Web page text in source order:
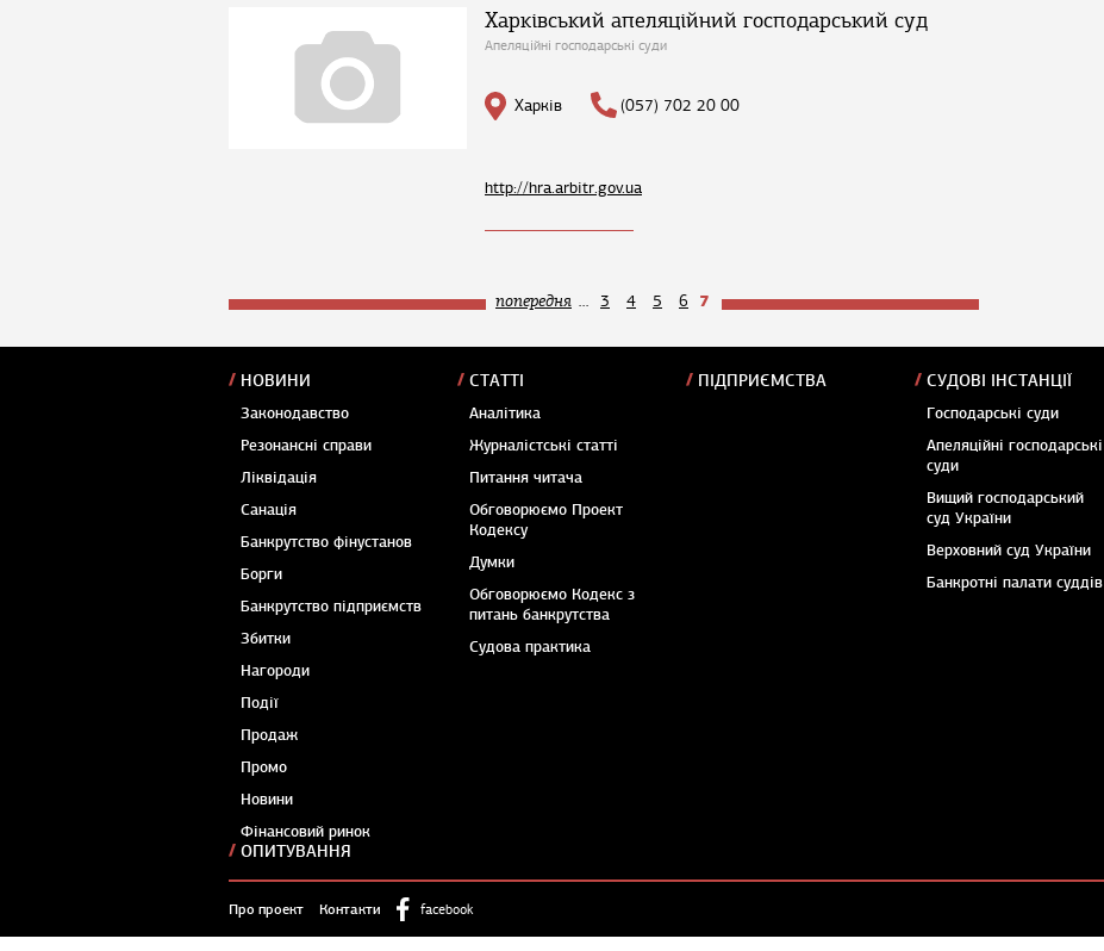
Харківський апеляційний господарський суд
Апеляційні господарські суди
Харків (057) 702 20 00
http://hra.arbitr.gov.ua
попередня ... 3 4 5 6 7
НОВИНИ
Законодавство
Резонансні справи
Ліквідація
Санація
Банкрутство фінустанов
Борги
Банкрутство підприємств
Збитки
Нагороди
Події
Продаж
Промо
Новини
Фінансовий ринок
СТАТТІ
Аналітика
Журналістські статті
Питання читача
Обговорюємо Проект
Кодексу
Думки
Обговорюємо Кодекс з
питань банкрутства
Судова практика
ПІДПРИЄМСТВА СУДОВІ ІНСТАНЦІЇ
Господарські суди
Апеляційні господарські
суди
Вищий господарський
суд України
Верховний суд України
Банкротні палати суддів
ОПИТУВАННЯ
Про проект Контакти facebook